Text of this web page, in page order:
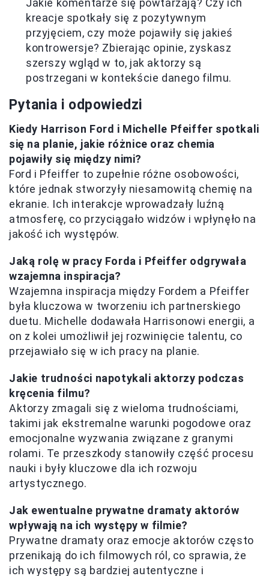
kreacje spotkały się z pozytywnym
przyjęciem, czy może pojawiły się jakieś
kontrowersje? Zbierając opinie, zyskasz
szerszy wgląd w to, jak aktorzy są
postrzegani w kontekście danego filmu.
Pytania i odpowiedzi
Kiedy Harrison Ford i Michelle Pfeiffer spotkali
się na planie, jakie różnice oraz chemia
pojawiły się między nimi?
Ford i Pfeiffer to zupełnie różne osobowości,
które jednak stworzyły niesamowitą chemię na
ekranie. Ich interakcje wprowadzały luźną
atmosferę, co przyciągało widzów i wpłynęło na
jakość ich występów.
Jaką rolę w pracy Forda i Pfeiffer odgrywała
wzajemna inspiracja?
Wzajemna inspiracja między Fordem a Pfeiffer
była kluczowa w tworzeniu ich partnerskiego
duetu. Michelle dodawała Harrisonowi energii, a
on z kolei umożliwił jej rozwinięcie talentu, co
przejawiało się w ich pracy na planie.
Jakie trudności napotykali aktorzy podczas
kręcenia filmu?
Aktorzy zmagali się z wieloma trudnościami,
takimi jak ekstremalne warunki pogodowe oraz
emocjonalne wyzwania związane z granymi
rolami. Te przeszkody stanowiły część procesu
nauki i były kluczowe dla ich rozwoju
artystycznego.
Jak ewentualne prywatne dramaty aktorów
wpływają na ich występy w filmie?
Prywatne dramaty oraz emocje aktorów często
przenikają do ich filmowych ról, co sprawia, że
ich występy są bardziej autentyczne i